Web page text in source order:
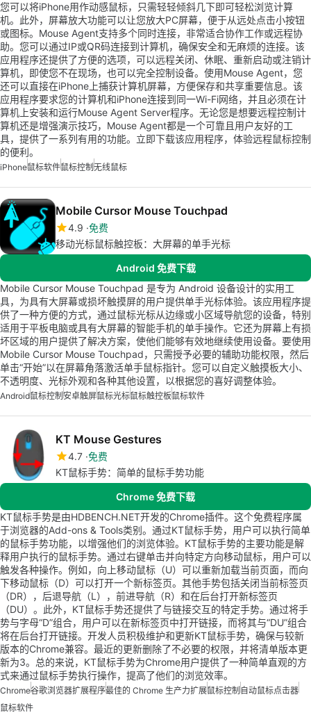
您可以将iPhone用作动感鼠标，只需轻轻倾斜几下即可轻松浏览计算
机。此外，屏幕放大功能可以让您放大PC屏幕，便于从远处点击小按钮
或图标。Mouse Agent支持多个同时连接，非常适合协作工作或远程协
助。您可以通过IP或QR码连接到计算机，确保安全和无麻烦的连接。该
应用程序还提供了方便的选项，可以远程关闭、休眠、重新启动或注销计
算机，即使您不在现场，也可以完全控制设备。使用Mouse Agent，您
还可以直接在iPhone上捕获计算机屏幕，方便保存和共享重要信息。该
应用程序要求您的计算机和iPhone连接到同一Wi-Fi网络，并且必须在计
算机上安装和运行Mouse Agent Server程序。无论您是想要远程控制计
算机还是增强演示技巧，Mouse Agent都是一个可靠且用户友好的工
具，提供了一系列有用的功能。立即下载该应用程序，体验远程鼠标控制
的便利。
iPhone鼠标软件鼠标控制 无线鼠标
Mobile Cursor Mouse Touchpad
4.9 免费
移动光标鼠标触控板：大屏幕的单手光标
Android 免费下载
Mobile Cursor Mouse Touchpad 是专为 Android 设备设计的实用工
具，为具有大屏幕或损坏触摸屏的用户提供单手光标体验。该应用程序提
供了一种方便的方式，通过鼠标光标从边缘或小区域导航您的设备，特别
适用于平板电脑或具有大屏幕的智能手机的单手操作。它还为屏幕上有损
坏区域的用户提供了解决方案，使他们能够有效地继续使用设备。要使用
Mobile Cursor Mouse Touchpad，只需授予必要的辅助功能权限，然后
单击“开始”以在屏幕角落激活单手鼠标指针。您可以自定义触摸板大小、
不透明度、光标外观和各种其他设置，以根据您的喜好调整体验。
Android鼠标控制 安卓触屏鼠标光标鼠标触控板鼠标软件
KT Mouse Gestures
4.7 免费
KT鼠标手势：简单的鼠标手势功能
Chrome 免费下载
KT鼠标手势是由HDBENCH.NET开发的Chrome插件。这个免费程序属
于浏览器的Add-ons & Tools类别。通过KT鼠标手势，用户可以执行简单
的鼠标手势功能，以增强他们的浏览体验。KT鼠标手势的主要功能是解
释用户执行的鼠标手势。通过右键单击并向特定方向移动鼠标，用户可以
触发各种操作。例如，向上移动鼠标（U）可以重新加载当前页面，而向
下移动鼠标（D）可以打开一个新标签页。其他手势包括关闭当前标签页
（DR），后退导航（L），前进导航（R）和在后台打开新标签页
（DU）。此外，KT鼠标手势还提供了与链接交互的特定手势。通过将手
势与字母“D”组合，用户可以在新标签页中打开链接，而将其与“DU”组合
将在后台打开链接。开发人员积极维护和更新KT鼠标手势，确保与较新
版本的Chrome兼容。最近的更新删除了不必要的权限，并将清单版本更
新为3。总的来说，KT鼠标手势为Chrome用户提供了一种简单直观的方
式来通过鼠标手势执行操作，提高了他们的浏览效率。
Chrome谷歌浏览器扩展程序最佳的 Chrome 生产力扩展鼠标控制 自动鼠标点击器
鼠标软件